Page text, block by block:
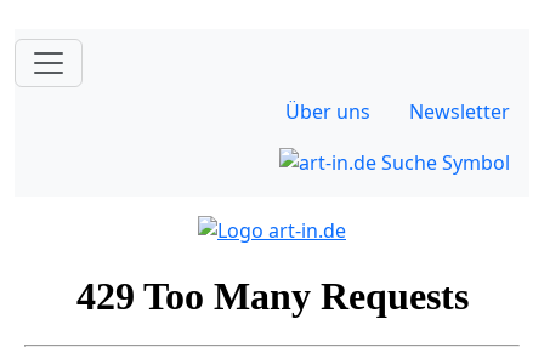
Über uns Newsletter